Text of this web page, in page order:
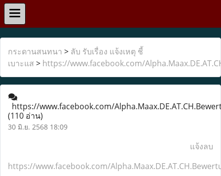
กระดานสนทนา > ลับ รับเรื่อง แจ้งเหตุ ชี้
เบาะแส > https://www.facebook.com/
https://www.facebook.com/
(110 อ่าน)
30 มิ.ย. 2568 18:09
แจ้งลบ
https://www.facebook.com/